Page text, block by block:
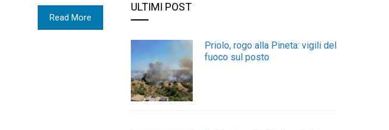
Read More
ULTIMI POST
Priolo, rogo alla Pineta: vigili del
fuoco sul posto